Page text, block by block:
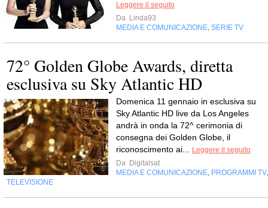
Leggere il seguito
Da Linda93
MEDIA E COMUNICAZIONE SERIE TV
72° Golden Globe Awards, diretta
esclusiva su Sky Atlantic HD
Domenica 11 gennaio in esclusiva su
Sky Atlantic HD live da Los Angeles
andrà in onda la 72^ cerimonia di
consegna dei Golden Globe, il
riconoscimento ai...
Leggere il seguito
Da Digitalsat
MEDIA E COMUNICAZIONE PROGRAMMI TV
TELEVISIONE